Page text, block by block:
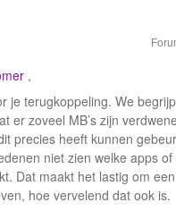
,
je terugkoppeling. We
er zoveel MB’s zijn
precies heeft kunnen
niet zien welke apps
Dat maakt het lastig om
hoe vervelend dat ook is.